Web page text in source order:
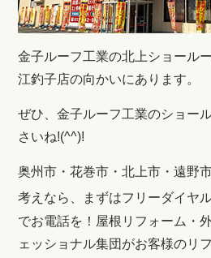
金子ルーフ工業の北上ショール
江釣子店の向かいにあります。
ぜひ、金子ルーフ工業のショー
さいね!(^^)!
奥州市・花巻市・北上市・遠野
考えなら、まずはフリーダイヤ
でお電話を！ 屋根リフォーム・
ェッショナル集団がお客様のリ